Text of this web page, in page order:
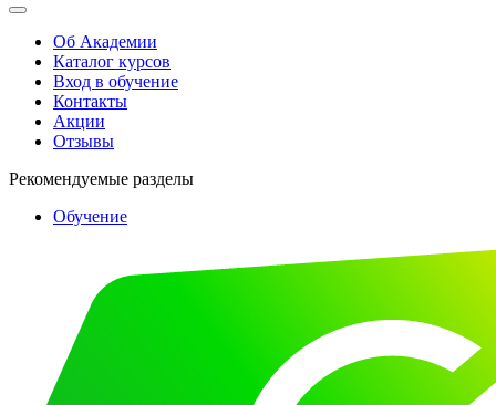
Об Академии
Каталог курсов
Вход в обучение
Контакты
Акции
Отзывы
Рекомендуемые разделы
Обучение